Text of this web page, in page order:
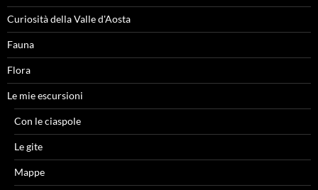
Curiosità della Valle d'Aosta
Fauna
Flora
Le mie escursioni
Con le ciaspole
Le gite
Mappe